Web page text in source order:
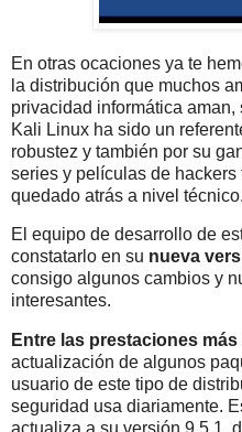
En otras ocaciones ya te
la distribución que muchos
privacidad informática
Kali Linux ha sido un
robustez y también por su
series y películas de hackers
quedado atrás a nivel técnico.
El equipo de desarrollo de
constatarlo en su nueva
consigo algunos cambios y
interesantes.
Entre las prestaciones
actualización de algunos
usuario de este tipo de
seguridad usa diariamente.